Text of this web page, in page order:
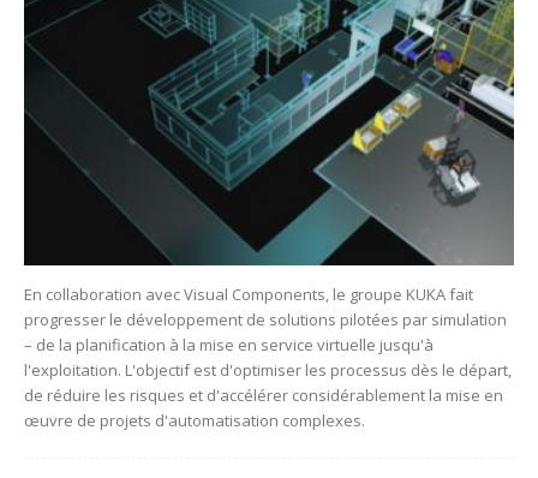
En collaboration avec Visual Components, le groupe KUKA fait
progresser le développement de solutions pilotées par simulation
– de la planification à la mise en service virtuelle jusqu'à
l'exploitation. L'objectif est d'optimiser les processus dès le départ,
de réduire les risques et d'accélérer considérablement la mise en
œuvre de projets d'automatisation complexes.